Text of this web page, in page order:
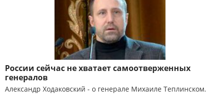
России сейчас не хватает самоотверженных
генералов
Александр Ходаковский - о генерале Михаиле Теплинском.